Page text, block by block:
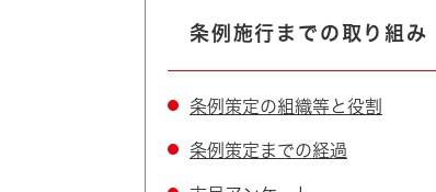
条例施行までの取り組み
条例策定の組織等と役割
条例策定までの経過